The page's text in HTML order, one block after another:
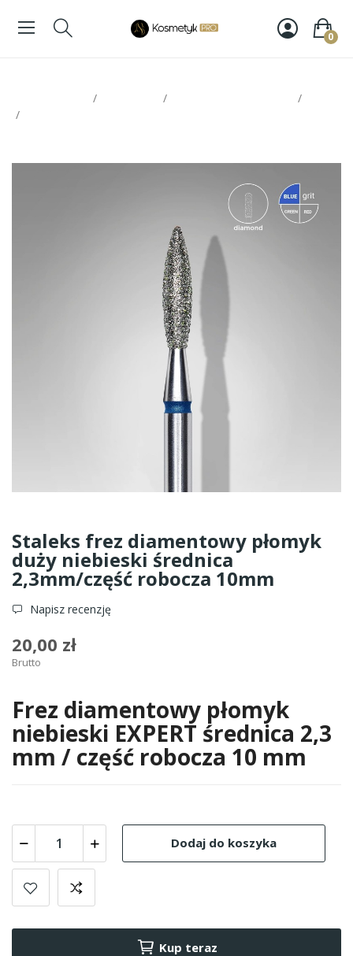
0
Staleks frez diamentowy płomyk
duży niebieski średnica
2,3mm/część robocza 10mm
Napisz recenzję
20,00 zł
Brutto
Frez diamentowy płomyk
niebieski EXPERT średnica 2,3
mm / część robocza 10 mm
Dodaj do koszyka
Kup teraz